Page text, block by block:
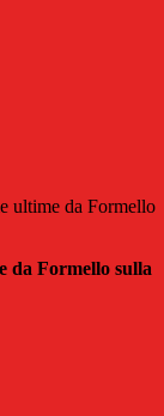
ultime da Formello
da Formello sulla